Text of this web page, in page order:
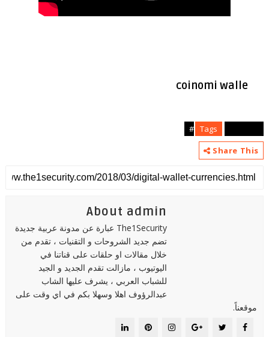
Tags
Share This
About admin
The1Security عبارة عن مدونة عربية جديدة
تضم جديد الشروحات و التقنيات ، تقدم من
خلال مقالات او حلقات على قناتنا في
اليوتيوب ، مازالت تقدم الجديد و الجيد
للشباب العربي ، يشرف عليها الشاب
عبدالرؤوف اهلا وسهلا بكم في اي وقت على
موقعناً.